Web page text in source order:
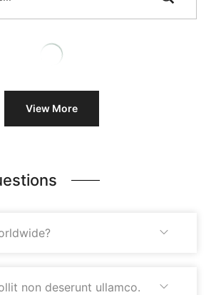
View More
non deserunt ullamco.